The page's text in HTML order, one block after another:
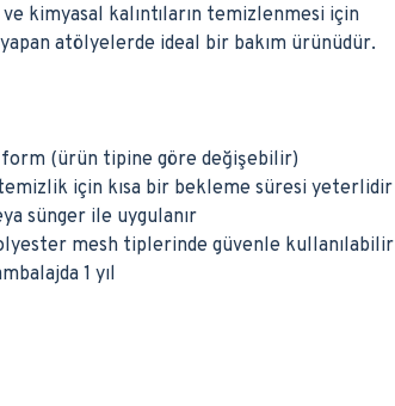
kimyasal kalıntıların temizlenmesi için
atölyelerde ideal bir bakım ürünüdür.
form (ürün tipine göre değişebilir)
için kısa bir bekleme süresi yeterlidir
sünger ile uygulanır
mesh tiplerinde güvenle kullanılabilir
1 yıl